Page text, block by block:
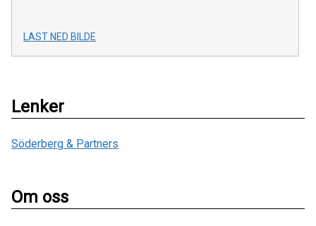
LAST NED BILDE
Lenker
Söderberg & Partners
Om oss